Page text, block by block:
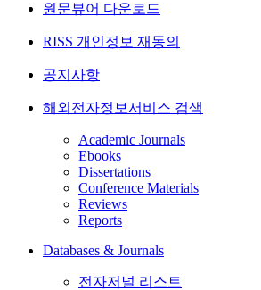
원문뷰어 다운로드
RISS 개인정보 재동의
공지사항
해외전자정보서비스 검색
Academic Journals
Ebooks
Dissertations
Conference Materials
Reviews
Reports
Databases & Journals
전자저널 리스트